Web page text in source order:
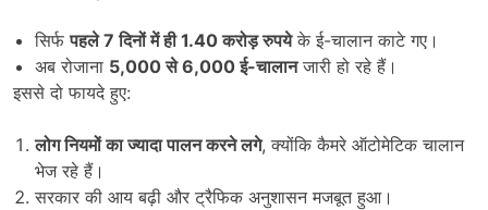
सिर्फपहले7दिनों में ही1.40करोड़ रुपयेके ई-चालान काटे गए।
अब रोजाना 5,000से6,000ई-चालानजारी हो रहे हैं।
इससे दो फायदे हुए:
लोग नियमों का ज्यादा पालन करने लगे, क्योंकि कैमरे ऑटोमेटिक चालान
भेज रहे हैं।
सरकार की आय बढ़ी और ट्रैफिक अनुशासन मजबूत हुआ।